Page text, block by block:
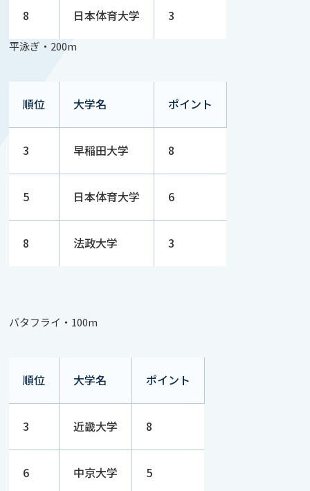
8 日本体育大学 3
平泳ぎ・200m
順位 大学名 ポイント
3 早稲田大学 8
5 日本体育大学 6
8 法政大学 3
バタフライ・100m
順位 大学名 ポイント
3 近畿大学 8
6 中京大学 5